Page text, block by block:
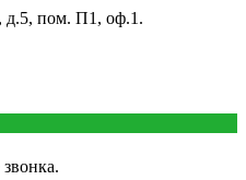
д.5, пом. П1, оф.1.